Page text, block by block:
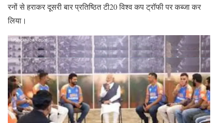
रनों से हराकर दूसरी बार प्रतिष्ठित टी20 विश्व कप ट्रॉफी पर कब्जा कर
लिया।